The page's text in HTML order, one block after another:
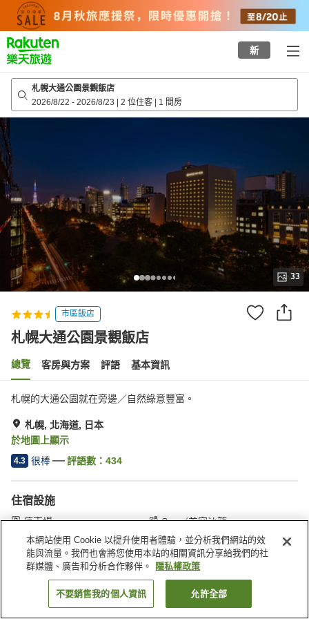
top
page
新
札幌大通公園景觀飯店
2026/8/22 - 2026/8/23 | 2 位住客 | 1 間房
33
市區飯店
札幌大通公園景觀飯店
總覽 客房與方案 評語 基本資訊
札幌的大通公園就在旁邊／自然綠意豐富。
札幌, 北海道, 日本
於地圖上顯示
4.3 很棒 評語數： 434
住宿設施
停車場
Spa／美容沙龍
餐廳
自動販賣機
首頁 日本 北海道 札幌 札幌大通公園景觀飯店
找客房
本網站使用 Cookie 以提升使用者體驗，並分析我們網站的效
能與流量。我們也會將您使用本站的相關資訊分享給我們的社
群媒體、廣告和分析合作夥伴。
隱私權政策
不要銷售我的個人資訊 允許全部